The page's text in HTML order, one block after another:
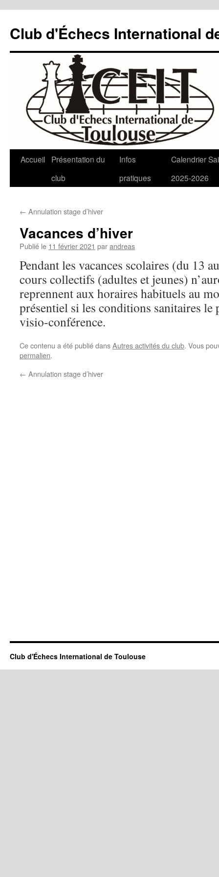
contenu
Club d'Échecs International
Accueil
Présentation du
club
Infos
pratiques
Calendrier
2025-2026
← Annulation stage d’hiver
Vacances d’hiver
Publié le 11 février 2021 parandreas
Pendant les vacances scolaires (du 13
cours collectifs (adultes et jeunes)
reprennent aux horaires habituels au
présentiel si les conditions sanitaires le
visio-conférence.
Ce contenu a été publié dansAutres activités du club. Vous
permalien.
← Annulation stage d’hiver
Club d'Échecs International de Toulouse